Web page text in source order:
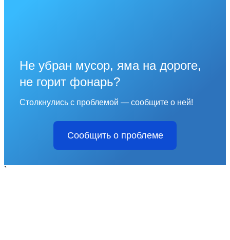
Не убран мусор, яма на дороге,
не горит фонарь?
Столкнулись с проблемой — сообщите о ней!
Сообщить о проблеме
`